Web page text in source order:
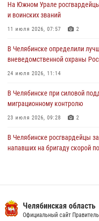
В Уральском округе
оперативного штаба
30 июля 2026, 10:53
На Южном Урале
и воинских званий
11 июля 2026, 07:57 2
В Челябинске определили
вневедомственной охраны
24 июля 2026, 11:14
В Челябинске при силовой
миграционному контролю
23 июля 2026, 09:28 2
В Челябинске росгвардейцы
напавших на бригаду скорой
13 июля 2026, 03:02 5
Челябинская область
Официальный сайт